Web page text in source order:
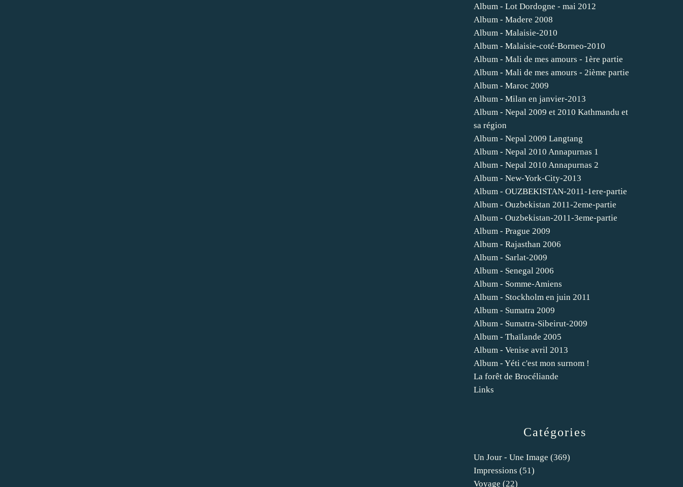
Catégories
Un Jour - Une Image (369)
Impressions (51)
Voyage (22)
Album - Lot Dordogne - mai 2012
Album - Madere 2008
Album - Malaisie-2010
Album - Malaisie-coté-Borneo-2010
Album - Mali de mes amours - 1ère partie
Album - Mali de mes amours - 2ième partie
Album - Maroc 2009
Album - Milan en janvier-2013
Album - Nepal 2009 et 2010 Kathmandu et
sa région
Album - Nepal 2009 Langtang
Album - Nepal 2010 Annapurnas 1
Album - Nepal 2010 Annapurnas 2
Album - New-York-City-2013
Album - OUZBEKISTAN-2011-1ere-partie
Album - Ouzbekistan 2011-2eme-partie
Album - Ouzbekistan-2011-3eme-partie
Album - Prague 2009
Album - Rajasthan 2006
Album - Sarlat-2009
Album - Senegal 2006
Album - Somme-Amiens
Album - Stockholm en juin 2011
Album - Sumatra 2009
Album - Sumatra-Sibeirut-2009
Album - Thaïlande 2005
Album - Venise avril 2013
Album - Yéti c'est mon surnom !
La forêt de Brocéliande
Links